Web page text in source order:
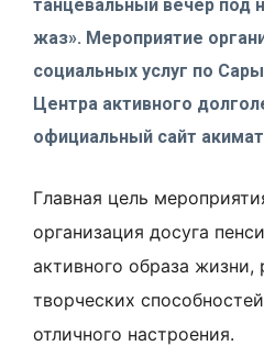
танцевальный вечер под
жаз». Мероприятие
социальных услуг по
Центра активного
официальный сайт
Главная цель
организация досуга
активного образа жизни,
творческих
отличного настроения.